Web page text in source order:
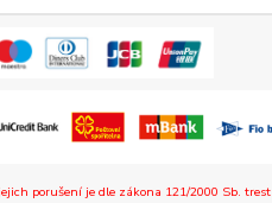
porušení je dle zákona 121/2000 Sb.